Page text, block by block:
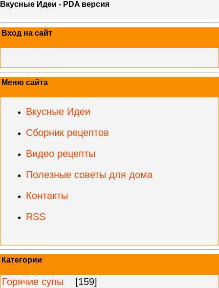
Вкусные Идеи - PDA версия
Вход на сайт
Меню сайта
Вкусные Идеи
Сборник рецептов
Видео рецепты
Полезные советы для дома
Контакты
RSS
Категории
Горячие супы
[159]